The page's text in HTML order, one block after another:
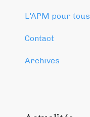
L'APM pour tous
Contact
Archives